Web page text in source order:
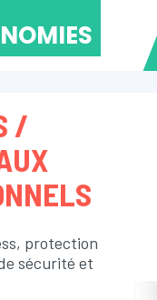
/
protection
sécurité et